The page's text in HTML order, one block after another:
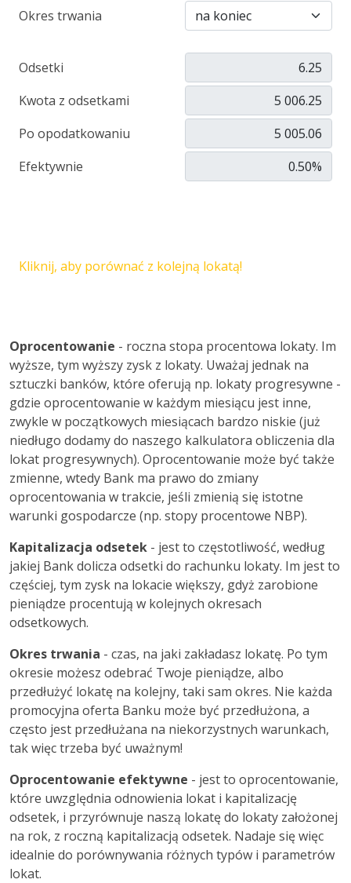
Okres trwania
Odsetki
Kwota z odsetkami
Po opodatkowaniu
Efektywnie
Kliknij, aby porównać z kolejną lokatą!
Oprocentowanie - roczna stopa procentowa lokaty. Im
wyższe, tym wyższy zysk z lokaty. Uważaj jednak na
sztuczki banków, które oferują np. lokaty progresywne -
gdzie oprocentowanie w każdym miesiącu jest inne,
zwykle w początkowych miesiącach bardzo niskie (już
niedługo dodamy do naszego kalkulatora obliczenia dla
lokat progresywnych). Oprocentowanie może być także
zmienne, wtedy Bank ma prawo do zmiany
oprocentowania w trakcie, jeśli zmienią się istotne
warunki gospodarcze (np. stopy procentowe NBP).
Kapitalizacja odsetek - jest to częstotliwość, według
jakiej Bank dolicza odsetki do rachunku lokaty. Im jest to
częściej, tym zysk na lokacie większy, gdyż zarobione
pieniądze procentują w kolejnych okresach
odsetkowych.
Okres trwania - czas, na jaki zakładasz lokatę. Po tym
okresie możesz odebrać Twoje pieniądze, albo
przedłużyć lokatę na kolejny, taki sam okres. Nie każda
promocyjna oferta Banku może być przedłużona, a
często jest przedłużana na niekorzystnych warunkach,
tak więc trzeba być uważnym!
Oprocentowanie efektywne - jest to oprocentowanie,
które uwzględnia odnowienia lokat i kapitalizację
odsetek, i przyrównuje naszą lokatę do lokaty założonej
na rok, z roczną kapitalizacją odsetek. Nadaje się więc
idealnie do porównywania różnych typów i parametrów
lokat.